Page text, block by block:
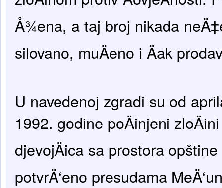
Å¾ena, a taj broj nikada
silovano, muÄeno i Äak
U navedenoj zgradi su od
1992. godine poÄinjeni
djevojÄica sa prostora opštine
potvrÄ‘eno presudama